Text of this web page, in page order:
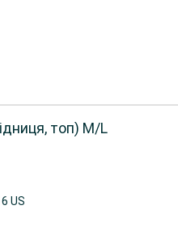
топ) M/L
US